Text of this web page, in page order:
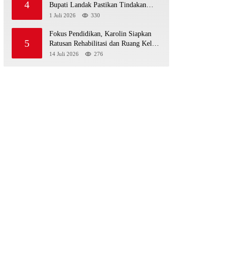
4
Bupati Landak Pastikan Tindakan
Sesuai Standar Medis
1 Juli 2026 330
5
Fokus Pendidikan, Karolin Siapkan
Ratusan Rehabilitasi dan Ruang Kelas
Baru di Landak
14 Juli 2026 276